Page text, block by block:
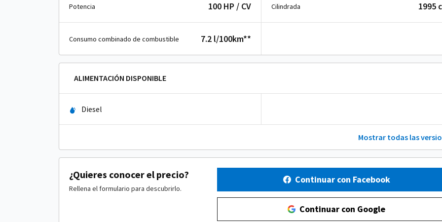
Potencia 100 HP / CV Cilindrada 1995
Consumo combinado de combustible 7.2 l/100km**
ALIMENTACIÓN DISPONIBLE
Diesel
Mostrar todas las
¿Quieres conocer el precio?
Rellena el formulario para descubrirlo.
Continuar con Facebook
Continuar con Google